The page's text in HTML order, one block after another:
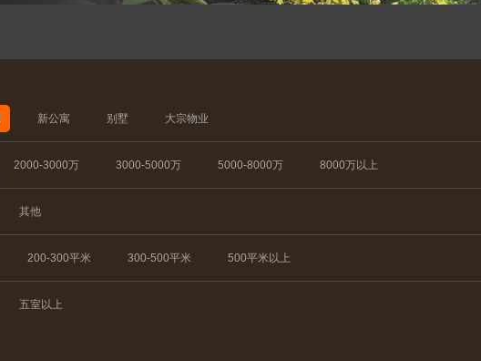
新公寓 别墅 大宗物业
2000-3000万 3000-5000万 5000-8000万 8000万以上
其他
200-300平米 300-500平米 500平米以上
五室以上